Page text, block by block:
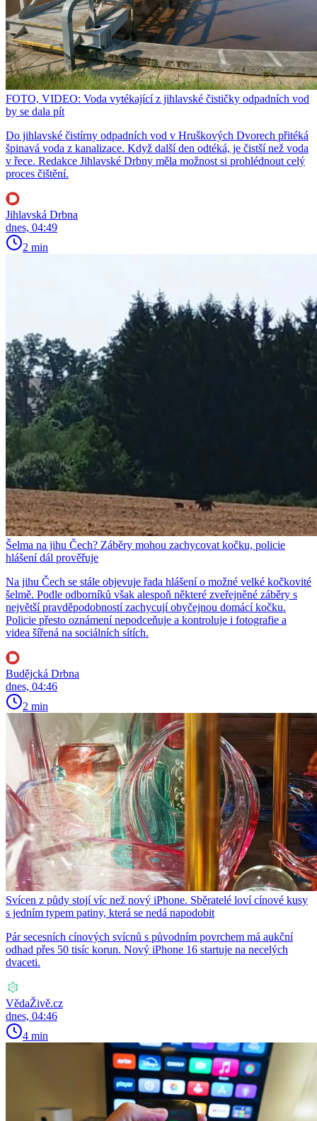
FOTO, VIDEO: Voda vytékající z jihlavské čističky odpadních vod
by se dala pít
Do jihlavské čistírny odpadních vod v Hruškových Dvorech přitéká
špinavá voda z kanalizace. Když další den odtéká, je čistší než voda
v řece. Redakce Jihlavské Drbny měla možnost si prohlédnout celý
proces čištění.
Jihlavská Drbna
dnes, 04:49
2 min
Šelma na jihu Čech? Záběry mohou zachycovat kočku, policie
hlášení dál prověřuje
Na jihu Čech se stále objevuje řada hlášení o možné velké kočkovité
šelmě. Podle odborníků však alespoň některé zveřejněné záběry s
největší pravděpodobností zachycují obyčejnou domácí kočku.
Policie přesto oznámení nepodceňuje a kontroluje i fotografie a
videa šířená na sociálních sítích.
Budějcká Drbna
dnes, 04:46
2 min
Svícen z půdy stojí víc než nový iPhone. Sběratelé loví cínové kusy
s jedním typem patiny, která se nedá napodobit
Pár secesních cínových svícnů s původním povrchem má aukční
odhad přes 50 tisíc korun. Nový iPhone 16 startuje na necelých
dvaceti.
VědaŽivě.cz
dnes, 04:46
4 min